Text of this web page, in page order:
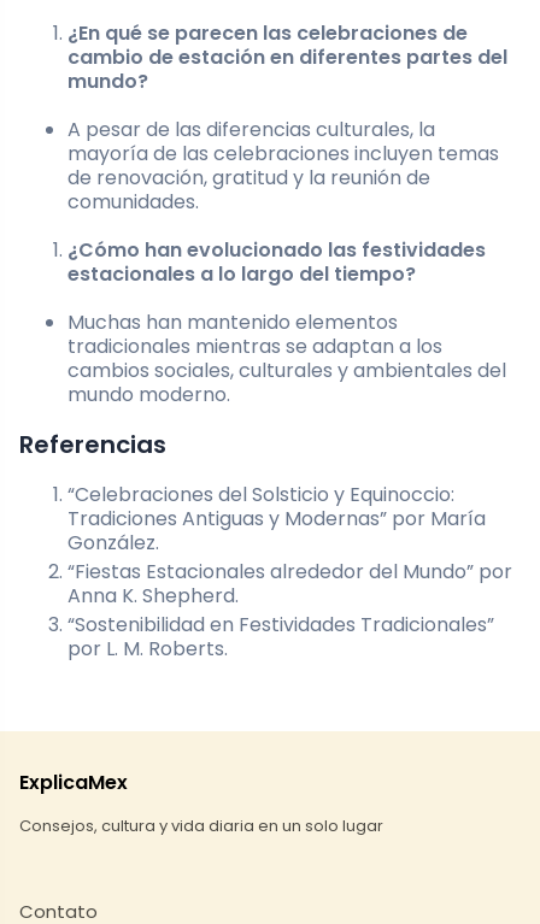
¿En qué se parecen las celebraciones de
cambio de estación en diferentes partes del
mundo?
A pesar de las diferencias culturales, la
mayoría de las celebraciones incluyen temas
de renovación, gratitud y la reunión de
comunidades.
¿Cómo han evolucionado las festividades
estacionales a lo largo del tiempo?
Muchas han mantenido elementos
tradicionales mientras se adaptan a los
cambios sociales, culturales y ambientales del
mundo moderno.
Referencias
“Celebraciones del Solsticio y Equinoccio:
Tradiciones Antiguas y Modernas” por María
González.
“Fiestas Estacionales alrededor del Mundo” por
Anna K. Shepherd.
“Sostenibilidad en Festividades Tradicionales”
por L. M. Roberts.
ExplicaMex
Consejos, cultura y vida diaria en un solo lugar
Contato